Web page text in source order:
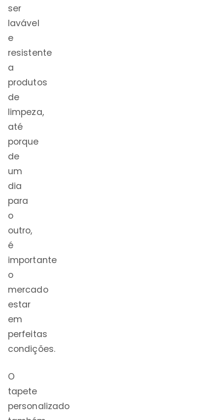
ser
lavável
e
resistente
a
produtos
de
limpeza,
até
porque
de
um
dia
para
o
outro,
é
importante
o
mercado
estar
em
perfeitas
condições.
O
tapete
personalizado